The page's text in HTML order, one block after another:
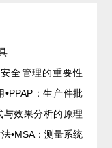
全管理的重要性
：生产件批
与效果分析的原理
•MSA：测量系统